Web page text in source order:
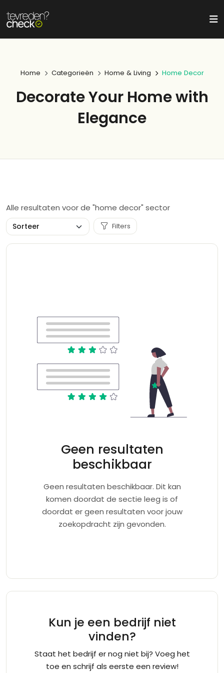
Home Categorieën Home & Living Home Decor
Decorate Your Home with
Elegance
Alle resultaten voor de "home decor" sector
Filters
Geen resultaten
beschikbaar
Geen resultaten beschikbaar. Dit kan
komen doordat de sectie leeg is of
doordat er geen resultaten voor jouw
zoekopdracht zijn gevonden.
Kun je een bedrijf niet
vinden?
Staat het bedrijf er nog niet bij? Voeg het
toe en schrijf als eerste een review!